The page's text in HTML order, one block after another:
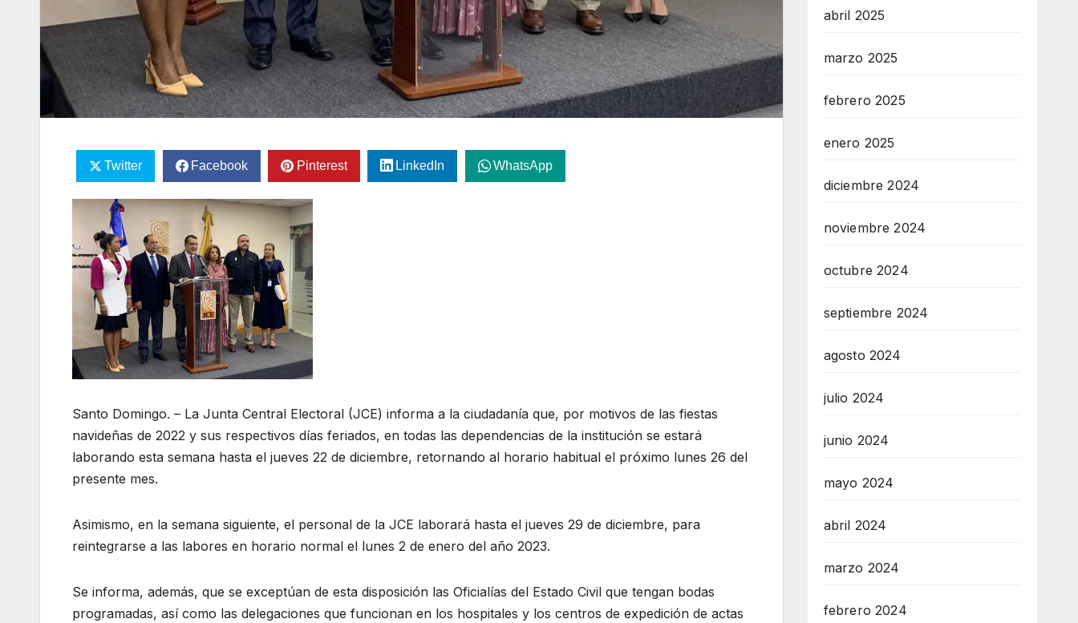
Twitter Facebook Pinterest LinkedIn WhatsApp
Santo Domingo. – La Junta Central Electoral (JCE) informa a la ciudadanía que, por motivos de las fiestas
navideñas de 2022 y sus respectivos días feriados, en todas las dependencias de la institución se estará
laborando esta semana hasta el jueves 22 de diciembre, retornando al horario habitual el próximo lunes 26 del
presente mes.
Asimismo, en la semana siguiente, el personal de la JCE laborará hasta el jueves 29 de diciembre, para
reintegrarse a las labores en horario normal el lunes 2 de enero del año 2023.
Se informa, además, que se exceptúan de esta disposición las Oficialías del Estado Civil que tengan bodas
programadas, así como las delegaciones que funcionan en los hospitales y los centros de expedición de actas
abril 2025
marzo 2025
febrero 2025
enero 2025
diciembre 2024
noviembre 2024
octubre 2024
septiembre 2024
agosto 2024
julio 2024
junio 2024
mayo 2024
abril 2024
marzo 2024
febrero 2024